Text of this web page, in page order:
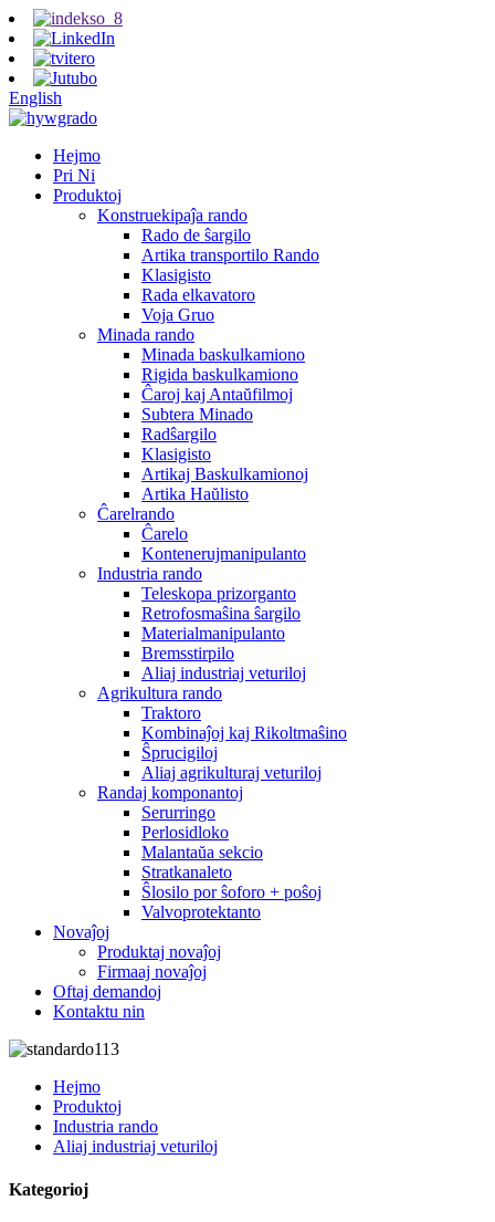
English
Hejmo
Pri Ni
Produktoj
Konstruekipaĵa rando
Rado de ŝargilo
Artika transportilo Rando
Klasigisto
Rada elkavatoro
Voja Gruo
Minada rando
Minada baskulkamiono
Rigida baskulkamiono
Ĉaroj kaj Antaŭfilmoj
Subtera Minado
Radŝargilo
Klasigisto
Artikaj Baskulkamionoj
Artika Haŭlisto
Ĉarelrando
Ĉarelo
Kontenerujmanipulanto
Industria rando
Teleskopa prizorganto
Retrofosmaŝina ŝargilo
Materialmanipulanto
Bremsstirpilo
Aliaj industriaj veturiloj
Agrikultura rando
Traktoro
Kombinaĵoj kaj Rikoltmaŝino
Ŝprucigiloj
Aliaj agrikulturaj veturiloj
Randaj komponantoj
Serurringo
Perlosidloko
Malantaŭa sekcio
Stratkanaleto
Ŝlosilo por ŝoforo + poŝoj
Valvoprotektanto
Novaĵoj
Produktaj novaĵoj
Firmaaj novaĵoj
Oftaj demandoj
Kontaktu nin
Hejmo
Produktoj
Industria rando
Aliaj industriaj veturiloj
Kategorioj